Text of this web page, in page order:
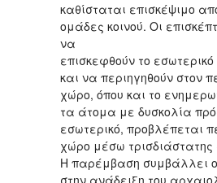
καθίσταται επισκέψιμο
ομάδες κοινού. Οι
να
επισκεφθούν το
και να περιηγηθούν στον
χώρο, όπου και το
τα άτομα με δυσκολία
εσωτερικό, προβλέπεται
χώρο μέσω τρισδιάστατης
Η παρέμβαση συμβάλλει